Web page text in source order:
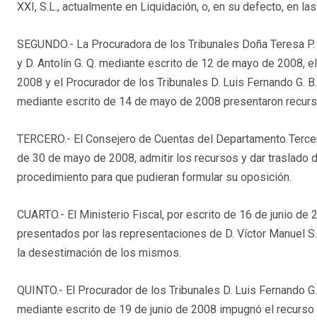
XXI, S.L., actualmente en Liquidación, o, en su defecto, en
SEGUNDO.- La Procuradora de los Tribunales Doña Teresa
y D. Antolín G. Q. mediante escrito de 12 de mayo de
2008 y el Procurador de los Tribunales D. Luis Fernando G.
mediante escrito de 14 de mayo de 2008 presentaron
TERCERO.- El Consejero de Cuentas del Departamento
de 30 de mayo de 2008, admitir los recursos y dar
procedimiento para que pudieran formular su oposición.
CUARTO.- El Ministerio Fiscal, por escrito de 16 de junio
presentados por las representaciones de D. Víctor Manuel
la desestimación de los mismos.
QUINTO.- El Procurador de los Tribunales D. Luis Fernando
mediante escrito de 19 de junio de 2008 impugnó el